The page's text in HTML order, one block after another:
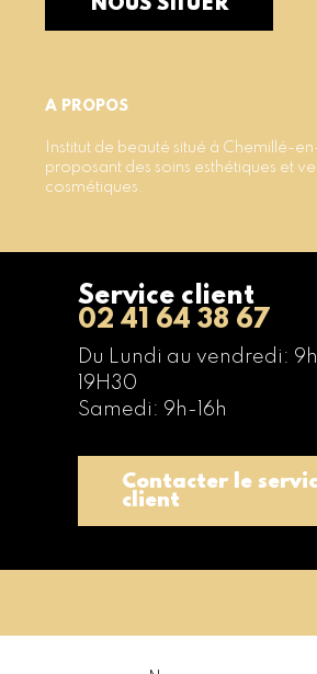
A PROPOS
Institut de beauté situé à Chemillé-
proposant des soins esthétiques et
cosmétiques.
Service client
02 41 64 38 67
Du Lundi au vendredi:
19H30
Samedi: 9h-16h
Contacter le
client